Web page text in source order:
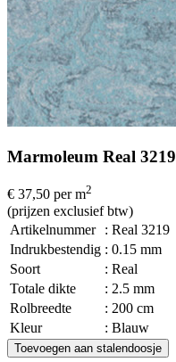
Marmoleum Real 3219
€ 37,50 per m2
(prijzen exclusief btw)
Artikelnummer
: Real 3219
Indrukbestendig : 0.15 mm
Soort
: Real
Totale dikte
: 2.5 mm
Rolbreedte
: 200 cm
Kleur
: Blauw
Toevoegen aan stalendoosje